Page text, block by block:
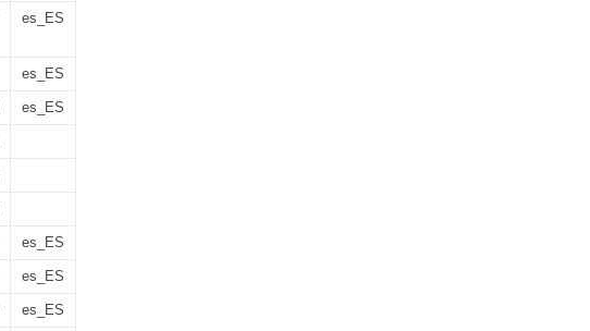
es_ES
es_ES
es_ES
es_ES
es_ES
es_ES